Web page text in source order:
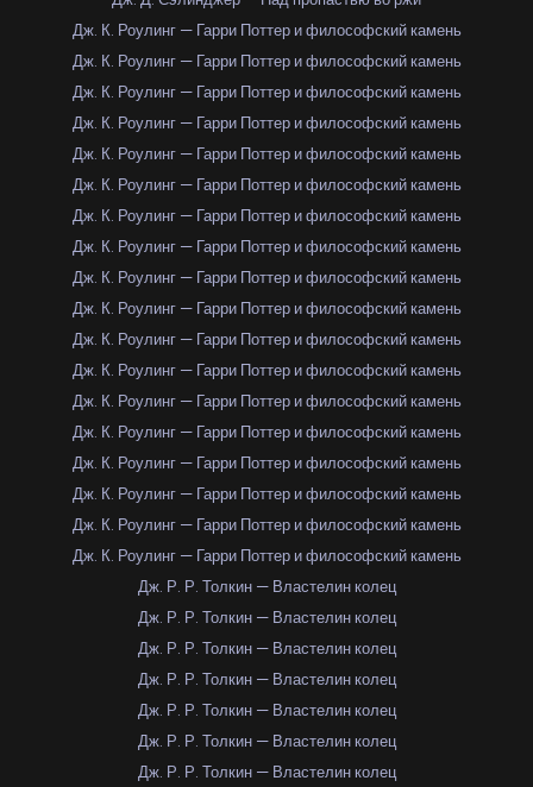
Дж. К. Роулинг — Гарри Поттер и философский камень
Дж. К. Роулинг — Гарри Поттер и философский камень
Дж. К. Роулинг — Гарри Поттер и философский камень
Дж. К. Роулинг — Гарри Поттер и философский камень
Дж. К. Роулинг — Гарри Поттер и философский камень
Дж. К. Роулинг — Гарри Поттер и философский камень
Дж. К. Роулинг — Гарри Поттер и философский камень
Дж. К. Роулинг — Гарри Поттер и философский камень
Дж. К. Роулинг — Гарри Поттер и философский камень
Дж. К. Роулинг — Гарри Поттер и философский камень
Дж. К. Роулинг — Гарри Поттер и философский камень
Дж. К. Роулинг — Гарри Поттер и философский камень
Дж. К. Роулинг — Гарри Поттер и философский камень
Дж. К. Роулинг — Гарри Поттер и философский камень
Дж. К. Роулинг — Гарри Поттер и философский камень
Дж. К. Роулинг — Гарри Поттер и философский камень
Дж. К. Роулинг — Гарри Поттер и философский камень
Дж. К. Роулинг — Гарри Поттер и философский камень
Дж. Р. Р. Толкин — Властелин колец
Дж. Р. Р. Толкин — Властелин колец
Дж. Р. Р. Толкин — Властелин колец
Дж. Р. Р. Толкин — Властелин колец
Дж. Р. Р. Толкин — Властелин колец
Дж. Р. Р. Толкин — Властелин колец
Дж. Р. Р. Толкин — Властелин колец